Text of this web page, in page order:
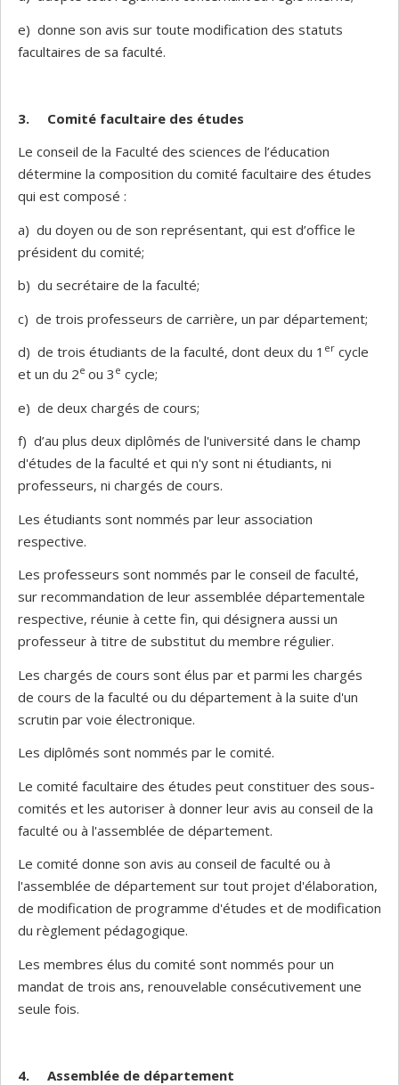
e) donne son avis sur toute modification des statuts
facultaires de sa faculté.
3. Comité facultaire des études
Le conseil de la Faculté des sciences de l’éducation
détermine la composition du comité facultaire des études
qui est composé :
a) du doyen ou de son représentant, qui est d’office le
président du comité;
b) du secrétaire de la faculté;
c) de trois professeurs de carrière, un par département;
d) de trois étudiants de la faculté, dont deux du 1 er cycle
et un du 2e ou 3 e cycle;
e) de deux chargés de cours;
f) d’au plus deux diplômés de l'université dans le champ
d'études de la faculté et qui n'y sont ni étudiants, ni
professeurs, ni chargés de cours.
Les étudiants sont nommés par leur association
respective.
Les professeurs sont nommés par le conseil de faculté,
sur recommandation de leur assemblée départementale
respective, réunie à cette fin, qui désignera aussi un
professeur à titre de substitut du membre régulier.
Les chargés de cours sont élus par et parmi les chargés
de cours de la faculté ou du département à la suite d'un
scrutin par voie électronique.
Les diplômés sont nommés par le comité.
Le comité facultaire des études peut constituer des sous-
comités et les autoriser à donner leur avis au conseil de la
faculté ou à l'assemblée de département.
Le comité donne son avis au conseil de faculté ou à
l'assemblée de département sur tout projet d'élaboration,
de modification de programme d'études et de modification
du règlement pédagogique.
Les membres élus du comité sont nommés pour un
mandat de trois ans, renouvelable consécutivement une
seule fois.
4. Assemblée de département